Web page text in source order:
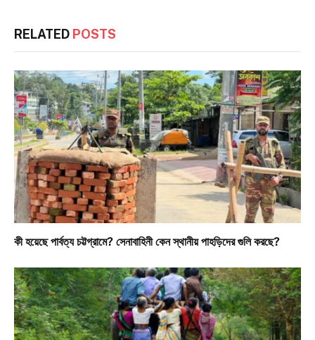
RELATED POSTS
কী হয়েছে পার্বত্য চট্টগ্রামে? সেনাবাহিনী কেন স্থানীয় পাহড়িদের গুলি করছে?